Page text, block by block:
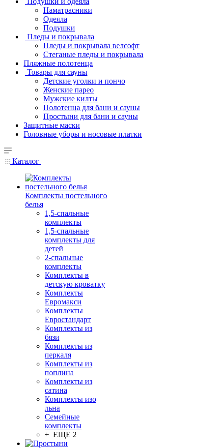
Наматрасники
Одеяла
Подушки
Пледы и покрывала
Пледы и покрывала велсофт
Стеганые пледы и покрывала
Пляжные полотенца
Товары для сауны
Детские уголки и пончо
Женские парео
Мужские килты
Полотенца для бани и сауны
Простыни для бани и сауны
Защитные маски
Головные уборы и носовые платки
Каталог
Комплекты постельного
белья
1,5-спальные
комплекты
1,5-спальные
комплекты для
детей
2-спальные
комплекты
Комплекты в
детскую кроватку
Комплекты
Евромакси
Комплекты
Евростандарт
Комплекты из
бязи
Комплекты из
перкаля
Комплекты из
поплина
Комплекты из
сатина
Комплекты изо
льна
Семейные
комплекты
+ ЕЩЕ 2